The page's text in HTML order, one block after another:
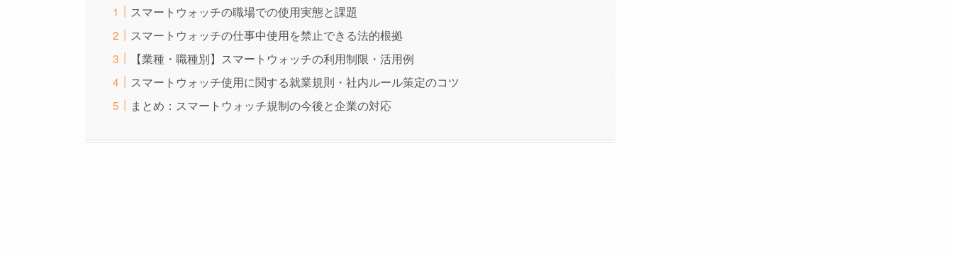
スマートウォッチの職場での使用実態と課題
スマートウォッチの仕事中使用を禁止できる法的根拠
【業種・職種別】スマートウォッチの利用制限・活用例
スマートウォッチ使用に関する就業規則・社内ルール策定のコツ
まとめ：スマートウォッチ規制の今後と企業の対応